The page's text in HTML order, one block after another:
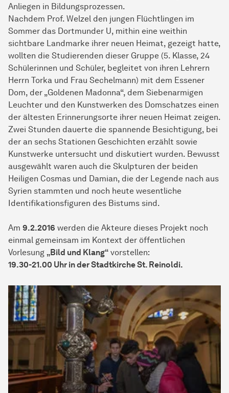
Anliegen in Bildungsprozessen.
Nachdem Prof. Welzel den jungen Flüchtlingen im
Sommer das Dortmunder U, mithin eine weithin
sichtbare Landmarke ihrer neuen Heimat, gezeigt hatte,
wollten die Studierenden dieser Gruppe (5. Klasse, 24
Schülerinnen und Schüler, begleitet von ihren Lehrern
Herrn Torka und Frau Sechelmann) mit dem Essener
Dom, der „Goldenen Madonna“, dem Siebenarmigen
Leuchter und den Kunstwerken des Domschatzes einen
der ältesten Erinnerungsorte ihrer neuen Heimat zeigen.
Zwei Stunden dauerte die spannende Besichtigung, bei
der an sechs Stationen Geschichten erzählt sowie
Kunstwerke untersucht und diskutiert wurden. Bewusst
ausgewählt waren auch die Skulpturen der beiden
Heiligen Cosmas und Damian, die der Legende nach aus
Syrien stammten und noch heute wesentliche
Identifikationsfiguren des Bistums sind.
Am 9.2.2016 werden die Akteure dieses Projekt noch
einmal gemeinsam im Kontext der öffentlichen
Vorlesung „Bild und Klang“ vorstellen:
19.30-21.00 Uhr in der Stadtkirche St. Reinoldi.